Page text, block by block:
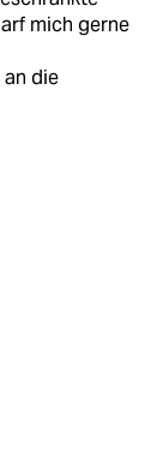
mich gerne
die